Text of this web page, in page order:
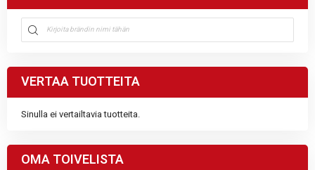
VERTAA TUOTTEITA
Sinulla ei vertailtavia tuotteita.
OMA TOIVELISTA